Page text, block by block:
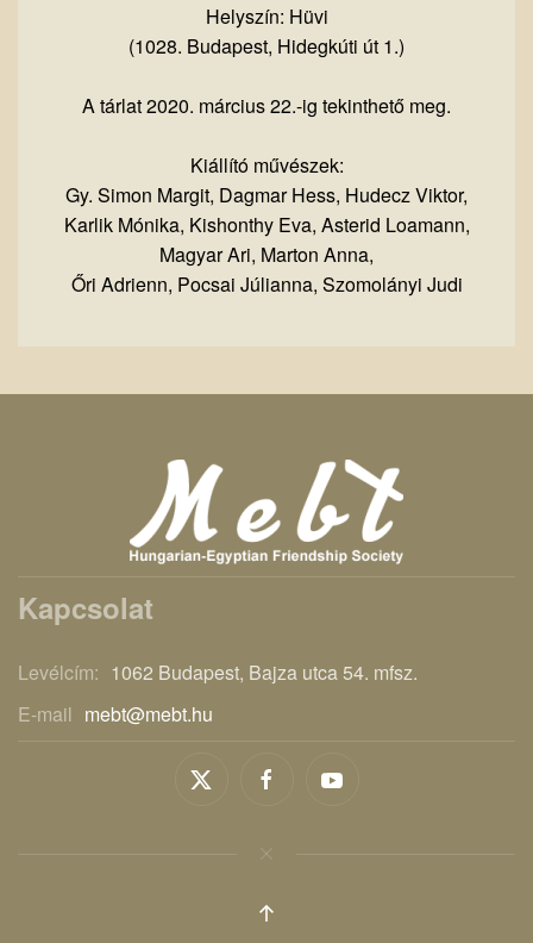
Helyszín: Hüvi
(1028. Budapest, Hidegkúti út 1.)
A tárlat 2020. március 22.-ig tekinthető meg.
Kiállító művészek:
Gy. Simon Margit, Dagmar Hess, Hudecz Viktor,
Karlik Mónika, Kishonthy Eva, Asterid Loamann,
Magyar Ari, Marton Anna,
Őri Adrienn, Pocsai Júlianna, Szomolányi Judi
Kapcsolat
Levélcím: 1062 Budapest, Bajza utca 54. mfsz.
E-mail mebt@mebt.hu